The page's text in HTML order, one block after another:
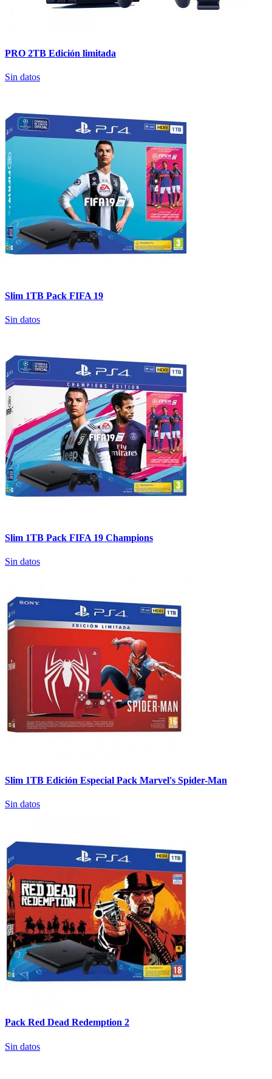
PRO 2TB Edición limitada
Sin datos
Slim 1TB Pack FIFA 19
Sin datos
Slim 1TB Pack FIFA 19 Champions
Sin datos
Slim 1TB Edición Especial Pack Marvel's Spider-Man
Sin datos
Pack Red Dead Redemption 2
Sin datos